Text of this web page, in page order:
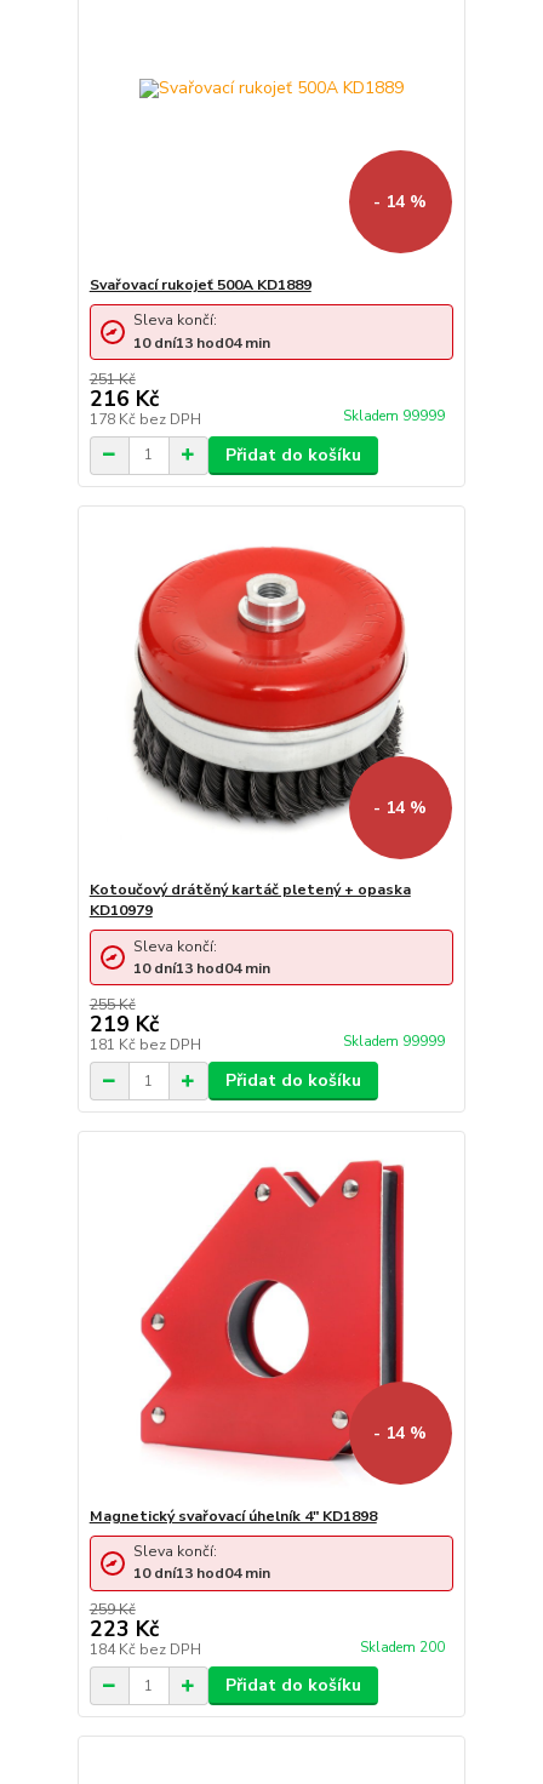
- 14 %
Svařovací rukojeť 500A KD1889
251 Kč
216 Kč
178 Kč bez DPH Skladem 99999
Sleva končí:
10 dní13 hod04min
Přidat do košíku
- 14 %
Kotoučový drátěný kartáč pletený + opaska
KD10979
255 Kč
219 Kč
181 Kč bez DPH Skladem 99999
Sleva končí:
10 dní13 hod04min
Přidat do košíku
- 14 %
Magnetický svařovací úhelník 4" KD1898
259 Kč
223 Kč
184 Kč bez DPH Skladem 200
Sleva končí:
10 dní13 hod04min
Přidat do košíku